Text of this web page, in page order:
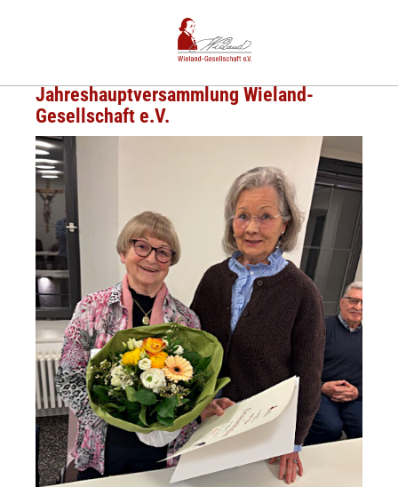
Jahreshauptversammlung Wieland-
Gesellschaft e.V.